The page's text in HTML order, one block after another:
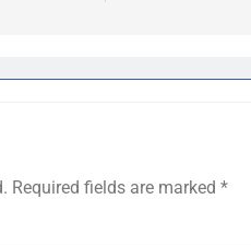
Required fields are marked *